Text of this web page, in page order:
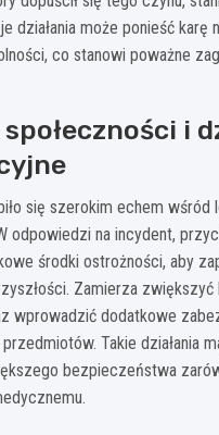
działania może ponieść karę
co stanowi poważne
i
się szerokim echem wśród
odpowiedzi na incydent,
środki ostrożności, aby
Zamierza
wprowadzić dodatkowe
Takie działania
bezpieczeństwa